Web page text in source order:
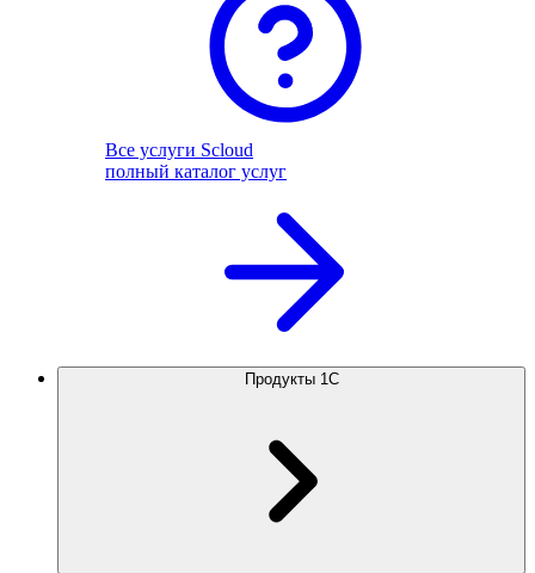
Все услуги Scloud
полный каталог услуг
Продукты 1С